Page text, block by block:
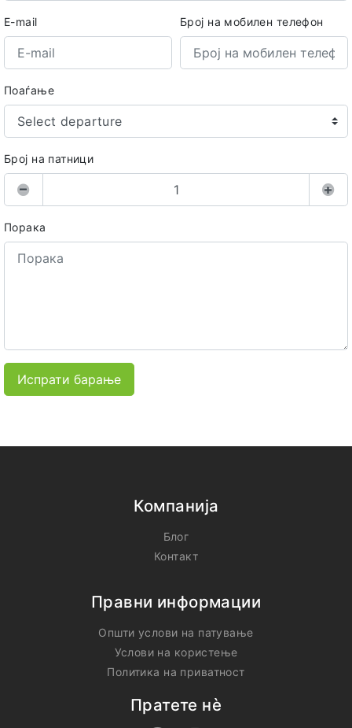
E-mail Број на мобилен телефон
Поаѓање
Select departure
Број на патници
Порака
Испрати барање
Компанија
Блог
Контакт
Правни информации
Општи услови на патување
Услови на користење
Политика на приватност
Пратете нѐ